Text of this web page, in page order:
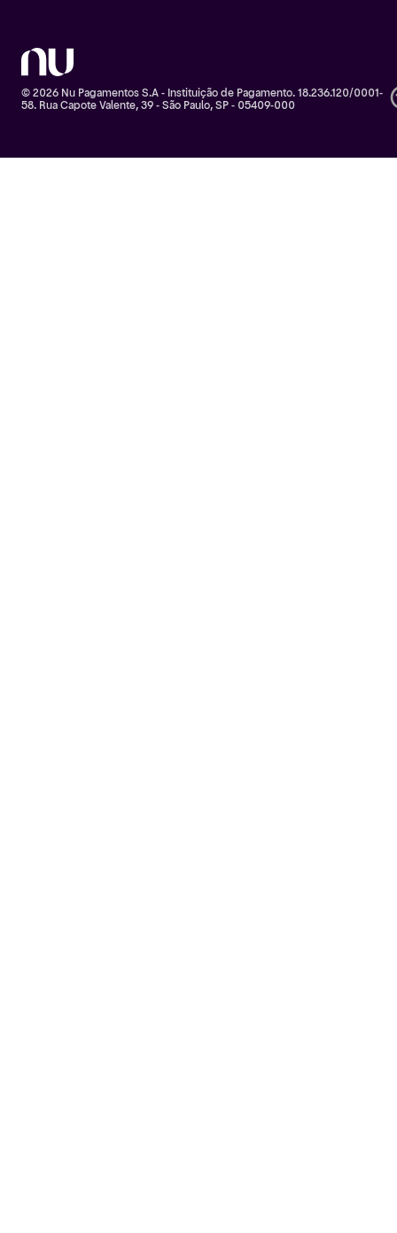
© 2026 Nu Pagamentos S.A - Instituição de Pagamento. 18.236.120/0001-
58. Rua Capote Valente, 39 - São Paulo, SP - 05409-000